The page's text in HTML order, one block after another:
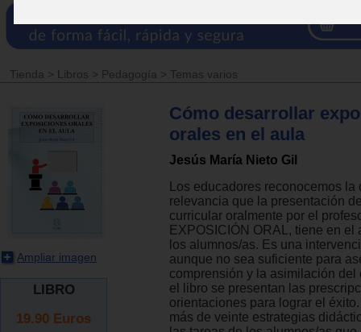
Tienda > Libros > Pedagogía > Temas varios
Ampliar imagen
LIBRO
19.90 Euros
Cómo desarrollar
orales en el aula
Jesús María Nieto Gil
Los educadores reconocemos la
relevancia que la presentación
curricular oralmente por el
EXPOSICIÓN ORAL, tiene en el
los alumnos/as. Es una
aunque no sea suficiente para
comprensión y la asimilación del
el libro se presentan las
orientaciones para lograr el
más de veinte estrategias